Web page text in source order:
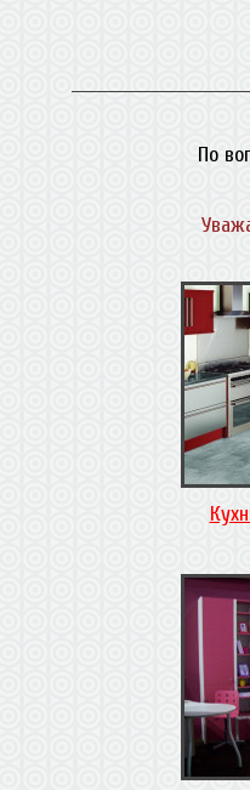
По